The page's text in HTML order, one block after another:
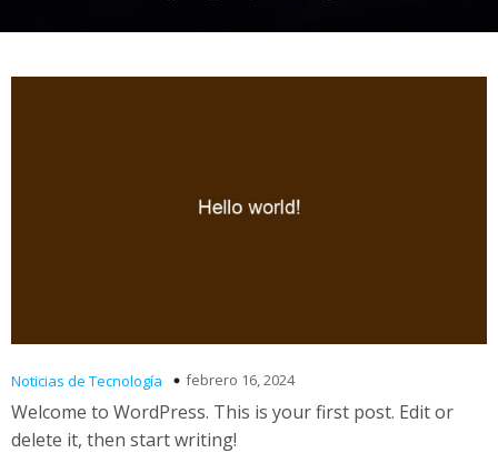
Noticias de Tecnología febrero 16, 2024
Welcome to WordPress. This is your first post. Edit or
delete it, then start writing!